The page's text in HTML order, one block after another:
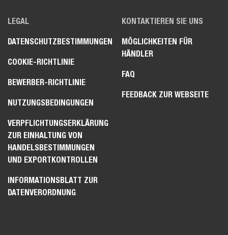
LEGAL
DATENSCHUTZBESTIMMUNGEN
COOKIE-RICHTLINIE
BEWERBER-RICHTLINIE
NUTZUNGSBEDINGUNGEN
VERPFLICHTUNGSERKLÄRUNG
ZUR EINHALTUNG VON
HANDELSBESTIMMUNGEN
UND EXPORTKONTROLLEN
INFORMATIONSBLATT ZUR
DATENVERORDNUNG
KONTAKTIEREN SIE UNS
MÖGLICHKEITEN FÜR
HÄNDLER
FAQ
FEEDBACK ZUR WEBSEITE